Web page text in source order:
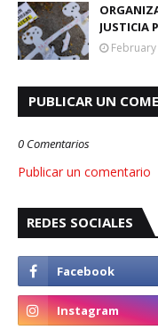
JUSTICIA
PUBLICAR UN
0 Comentarios
Publicar un comentario
REDES SOCIALES